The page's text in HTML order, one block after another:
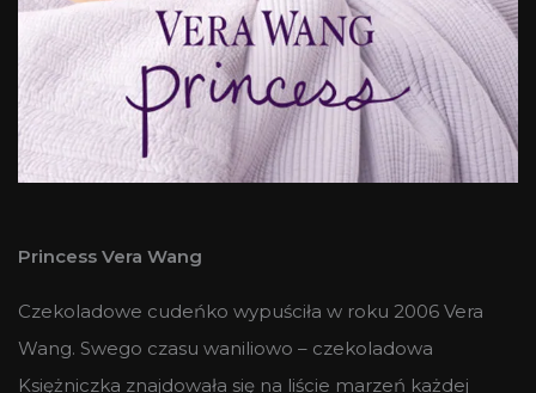
Princess Vera Wang
Czekoladowe cudeńko wypuściła w roku 2006 Vera
Wang. Swego czasu waniliowo – czekoladowa
Księżniczka znajdowała się na liście marzeń każdej